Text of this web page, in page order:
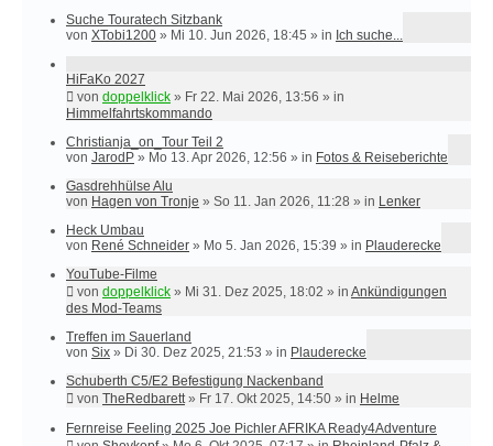
Suche Touratech Sitzbank
von XTobi1200 » Mi 10. Jun 2026, 18:45 » in Ich suche...
HiFaKo 2027
von doppelklick » Fr 22. Mai 2026, 13:56 » in
Himmelfahrtskommando
Christianja_on_Tour Teil 2
von JarodP » Mo 13. Apr 2026, 12:56 » in Fotos & Reiseberichte
Gasdrehhülse Alu
von Hagen von Tronje » So 11. Jan 2026, 11:28 » in Lenker
Heck Umbau
von René Schneider » Mo 5. Jan 2026, 15:39 » in Plauderecke
YouTube-Filme
von doppelklick » Mi 31. Dez 2025, 18:02 » in Ankündigungen
des Mod-Teams
Treffen im Sauerland
von Six » Di 30. Dez 2025, 21:53 » in Plauderecke
Schuberth C5/E2 Befestigung Nackenband
von TheRedbarett » Fr 17. Okt 2025, 14:50 » in Helme
Fernreise Feeling 2025 Joe Pichler AFRIKA Ready4Adventure